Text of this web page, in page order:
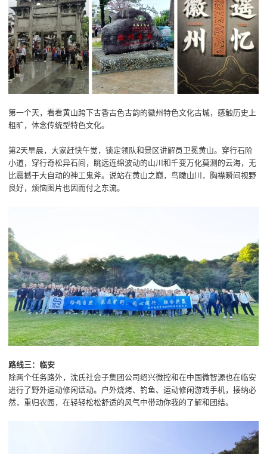
第一个天，看看黄山跨下古香古色古韵的徽州特色文化古城，感触历史上
粗旷，体念传统型特色文化。
第2天旱晨，大家赶快午觉，锁定领队和景区讲解员卫冕黄山。穿行石阶
小道，穿行奇松异石间，眺远连绵波动的山川和千变万化莫测的云海，无
比震撼于大自动的神工鬼斧。说站在黄山之巅，鸟瞰山川，胸襟瞬间视野
良好，烦恼图片也因而付之东流。
路线三：临安
除两个任务路外，沈氏社会子集团公司绍兴微控和在中国微智源也在临安
进行了野外运动修闲话动。户外烧烤、钓鱼、运动修闲游戏手机，接纳必
然，重归农园，在轻轻松松舒适的风气中带动你我的了解和团结。